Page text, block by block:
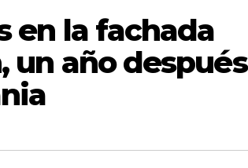
en la fachada
un año después